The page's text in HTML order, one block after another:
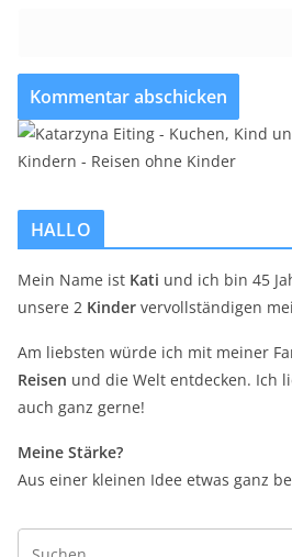
HALLO
Mein Name ist Kati und ich bin 45
unsere 2 Kinder vervollständigen
Am liebsten würde ich mit meiner
Reisen und die Welt entdecken. Ich
auch ganz gerne!
Meine Stärke?
Aus einer kleinen Idee etwas ganz